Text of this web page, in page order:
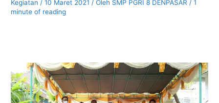
Kegiatan / 10 Maret 2021 / Oleh SMP PGRI 8 DENPASAR / 1
minute of reading